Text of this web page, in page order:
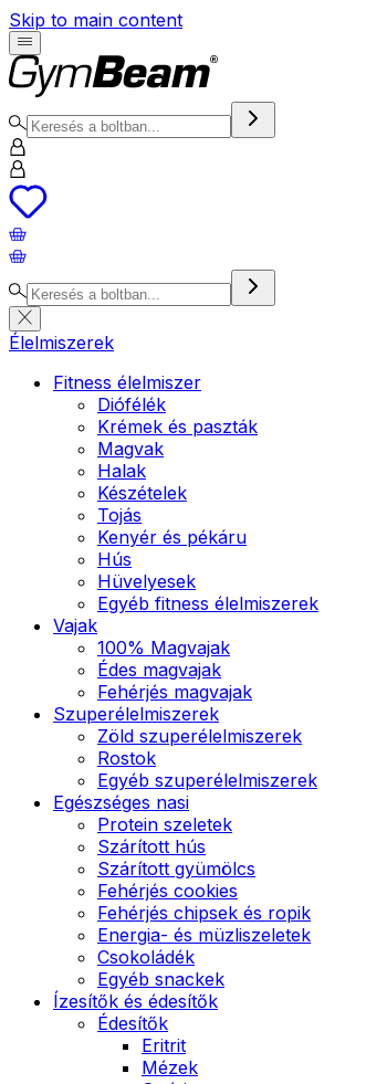
Skip to main content
Élelmiszerek
Fitness élelmiszer
Diófélék
Krémek és paszták
Magvak
Halak
Készételek
Tojás
Kenyér és pékáru
Hús
Hüvelyesek
Egyéb fitness élelmiszerek
Vajak
100% Magvajak
Édes magvajak
Fehérjés magvajak
Szuperélelmiszerek
Zöld szuperélelmiszerek
Rostok
Egyéb szuperélelmiszerek
Egészséges nasi
Protein szeletek
Szárított hús
Szárított gyümölcs
Fehérjés cookies
Fehérjés chipsek és ropik
Energia- és müzliszeletek
Csokoládék
Egyéb snackek
Ízesítők és édesítők
Édesítők
Eritrit
Mézek